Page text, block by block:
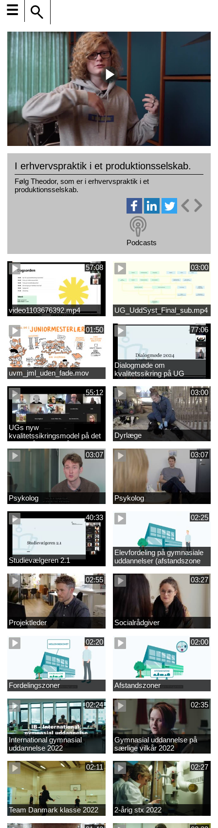
☰
I erhvervspraktik i et produktionsselskab.
Følg Theodor, som er i erhvervspraktik i et
produktionsselskab.
Podcasts
57:08
video1103676392.mp4
03:00
UG_UddSyst_Final_sub.mp4
01:50
uvm_jml_uden_fade.mov
77:06
Dialogmøde om
kvalitetssikring på UG
55:12
UGs nyw
kvalitetssikringsmodel på det
videregående område
03:00
Dyrlæge
03:07
Psykolog
03:07
Psykolog
40:33
Studievælgeren 2.1
02:25
Elevfordeling på gymnasiale
uddannelser (afstandszone
redigeret)
02:55
Projektleder
03:27
Socialrådgiver
02:20
Fordelingszoner
02:00
Afstandszoner
02:24
International gymnasial
uddannelse 2022
02:35
Gymnasial uddannelse på
særlige vilkår 2022
02:11
Team Danmark klasse 2022
02:27
2-årig stx 2022